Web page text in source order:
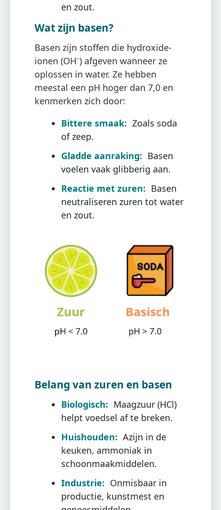
en zout.
Wat zijn basen?
Basen zijn stoffen die hydroxide-
ionen (OH⁻) afgeven wanneer ze
oplossen in water. Ze hebben
meestal een pH hoger dan 7,0 en
kenmerken zich door:
Bittere smaak: Zoals soda
of zeep.
Gladde aanraking: Basen
voelen vaak glibberig aan.
Reactie met zuren: Basen
neutraliseren zuren tot water
en zout.
Belang van zuren en basen
Biologisch: Maagzuur (HCl)
helpt voedsel af te breken.
Huishouden: Azijn in de
keuken, ammoniak in
schoonmaakmiddelen.
Industrie: Onmisbaar in
productie, kunstmest en